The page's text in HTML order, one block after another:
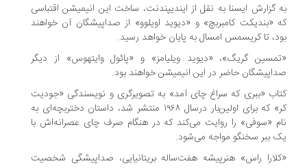
به گزارش ایسنا به نقل از ایندیپندنت، ساخت این انیمیشن اقتباسی
که «بندیکت کامبربچ» و «دیوید اویلوو» از صداپیشگان آن خواهند
بود، تا کریسمس امسال به پایان خواهد رسید.
«تمسین گریگ»،‌ «دیوید ویلیامز» و «پائول وایتهوس» از دیگر
صداپیشگان حاضر در این انیمیشن خواهند بود.
کتاب «ببری که سراغ چای آمد» به تصویرگری و نویسندگی «‌جودیت
کر» که ‌برای اولین‌بار درسال ۱۹۶۸ منتشر شد، داستان دختربچه‌ای به
نام «‌سوفی» را روایت می‌کند که در هنگام صرف چای عصرانه‌اش با
یک ببر سخنگو مواجه می‌شود.
«کلارا راس» هنرپیشه هفت‌ساله بریتانیایی، صداپیشگی شخصیت